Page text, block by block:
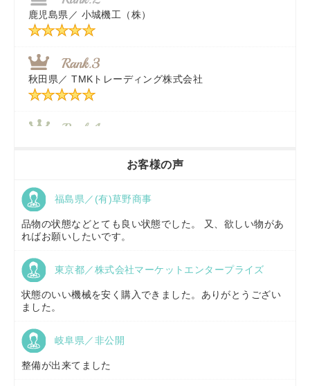
福岡県／株式会社カドワキ機械（旧ナカガワ農機商会）
東京都／
秋田県／ TMKトレーディング株式会社
鹿児島県／ 小城機工（株）
秋田県／ TMKトレーディング株式会社
京都府／
福島県／(有)草野商事
山形県／株式会社ノーキステージ
お客様の声
福島県／(有)草野商事
品物の状態などとても良い状態でした。 又、欲しい物があ
ればお願いしたいです。
東京都／株式会社マーケットエンタープライズ
状態のいい機械を安く購入できました。ありがとうござい
ました。
岐阜県／非公開
整備が出来てました